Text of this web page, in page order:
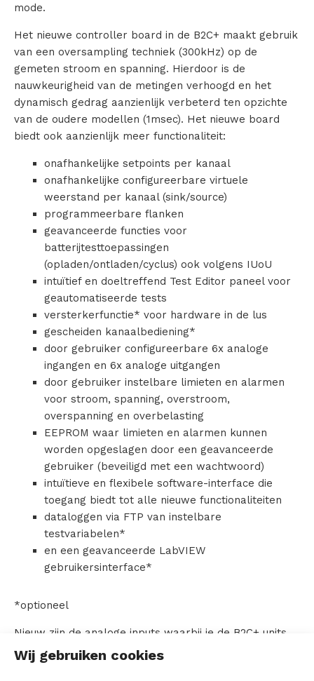
Wij gebruiken cookies
d
c
mode.
Het nieuwe controller board in de B2C+ maakt gebruik
van een oversampling techniek (300kHz) op de
gemeten stroom en spanning. Hierdoor is de
nauwkeurigheid van de metingen verhoogd en het
dynamisch gedrag aanzienlijk verbeterd ten opzichte
van de oudere modellen (1msec). Het nieuwe board
biedt ook aanzienlijk meer functionaliteit:
onafhankelijke setpoints per kanaal
onafhankelijke configureerbare virtuele
weerstand per kanaal (sink/source)
programmeerbare flanken
geavanceerde functies voor
batterijtesttoepassingen
(opladen/ontladen/cyclus) ook volgens IUoU
intuïtief en doeltreffend Test Editor paneel voor
geautomatiseerde tests
versterkerfunctie* voor hardware in de lus
gescheiden kanaalbediening*
door gebruiker configureerbare 6x analoge
ingangen en 6x analoge uitgangen
door gebruiker instelbare limieten en alarmen
voor stroom, spanning, overstroom,
overspanning en overbelasting
EEPROM waar limieten en alarmen kunnen
worden opgeslagen door een geavanceerde
gebruiker (beveiligd met een wachtwoord)
intuïtieve en flexibele software-interface die
toegang biedt tot alle nieuwe functionaliteiten
dataloggen via FTP van instelbare
testvariabelen*
en een geavanceerde LabVIEW
gebruikersinterface*
*optioneel
Nieuw zijn de analoge inputs waarbij je de B2C+ units
als versterker kan gebruiken voor PHIL (Power
Hardware in the Loop).